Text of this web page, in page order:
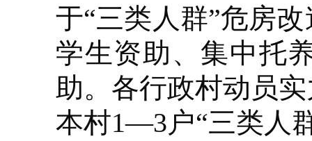
于“三类人群”危房
学生资助、集中托
助。各行政村动员
本村1—3户“三类人